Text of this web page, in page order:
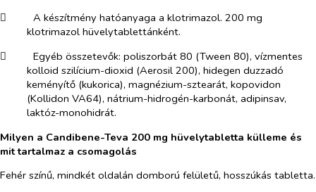
​
A készítmény hatóanyaga a klotrimazol. 200 mg
klotrimazol hüvelytablettánként.
​
Egyéb összetevők: poliszorbát 80 (Tween 80), vízmentes
kolloid szilícium-dioxid (Aerosil 200), hidegen duzzadó
keményítő (kukorica), magnézium-sztearát, kopovidon
(Kollidon VA64), nátrium-hidrogén-karbonát, adipinsav,
laktóz-monohidrát.
Milyen a Candibene-Teva 200 mg hüvelytabletta külleme és
mit tartalmaz a csomagolás
Fehér színű, mindkét oldalán domború felületű, hosszúkás tabletta.